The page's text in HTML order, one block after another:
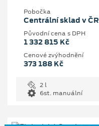
Pobočka
Centrální sklad v ČR
Původní cena s DPH
1 332 815 Kč
Cenové zvýhodnění
373 188 Kč
2 l
6st. manuální